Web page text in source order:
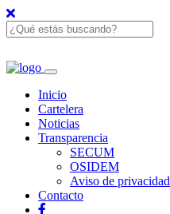
Inicio
Cartelera
Noticias
Transparencia
SECUM
OSIDEM
Aviso de privacidad
Contacto